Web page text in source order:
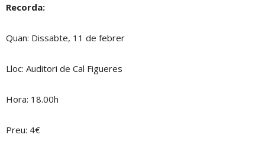
Recorda:
Quan: Dissabte, 11 de febrer
Lloc: Auditori de Cal Figueres
Hora: 18.00h
Preu: 4€